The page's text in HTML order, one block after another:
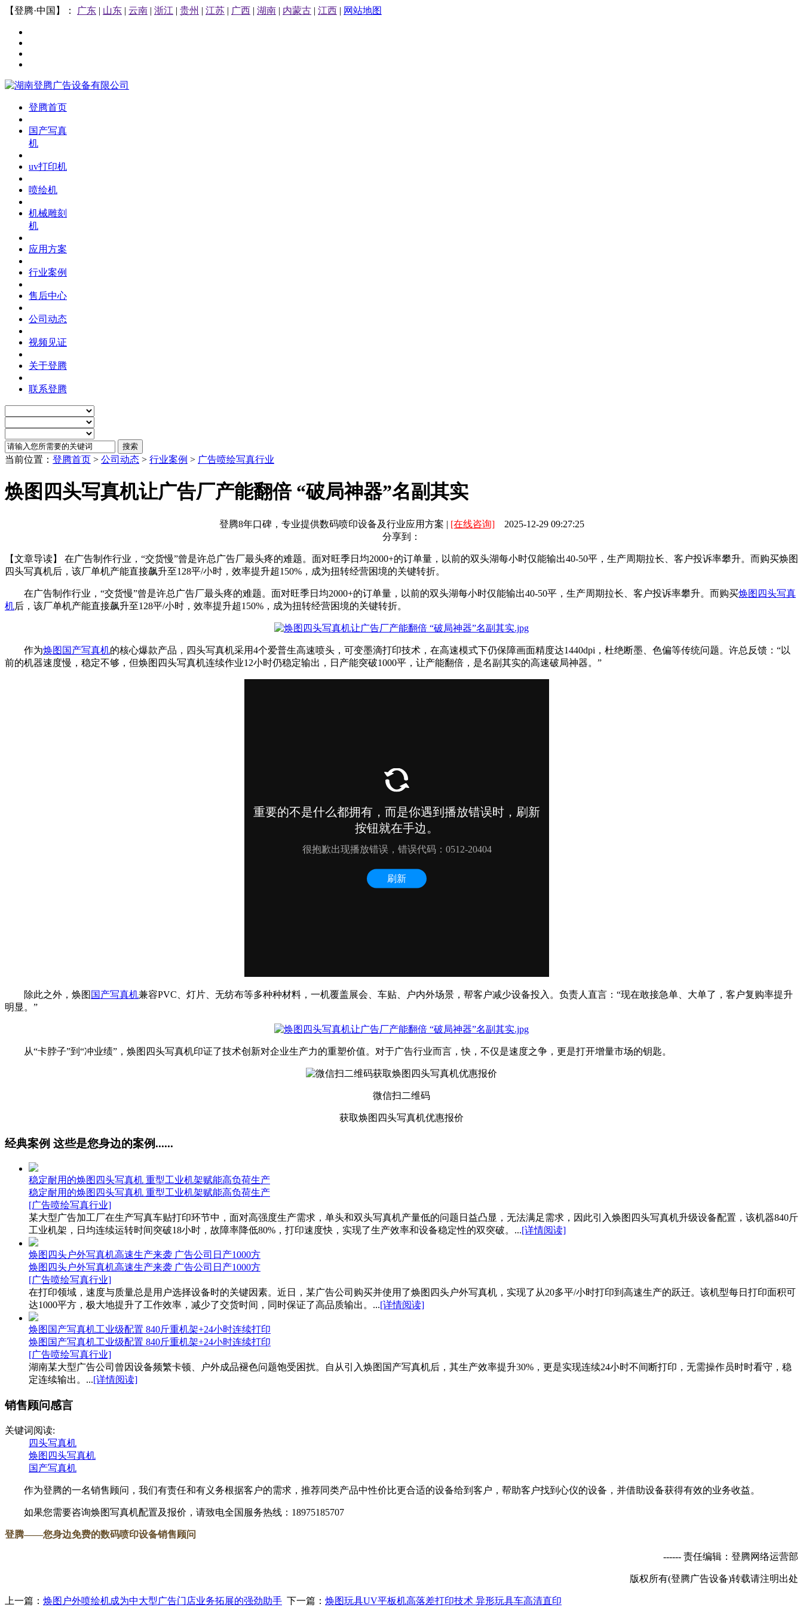
【登腾·中国】： 广东 | 山东 | 云南 | 浙江 | 贵州 | 江苏 | 广西 | 湖南 | 内蒙古 | 江西 | 网站地图
登腾首页
国产写真
机
uv打印机
喷绘机
机械雕刻
机
应用方案
行业案例
售后中心
公司动态
视频见证
关于登腾
联系登腾
当前位置： 登腾首页 > 公司动态 > 行业案例 > 广告喷绘写真行业
焕图四头写真机让广告厂产能翻倍 “破局神器”名副其实
登腾8年口碑，专业提供数码喷印设备及行业应用方案 | [在线咨询]2025-12-29 09:27:25
分享到：
【文章导读】 在广告制作行业，“交货慢”曾是许总广告厂最头疼的难题。面对旺季日均2000+的订单量，以前的双头湖每小时仅能输出40-50平，生产周期拉长、客户投诉率攀升。而购买焕图
四头写真机后，该厂单机产能直接飙升至128平/小时，效率提升超150%，成为扭转经营困境的关键转折。
在广告制作行业，“交货慢”曾是许总广告厂最头疼的难题。面对旺季日均2000+的订单量，以前的双头湖每小时仅能输出40-50平，生产周期拉长、客户投诉率攀升。而购买焕图四头写真
机后，该厂单机产能直接飙升至128平/小时，效率提升超150%，成为扭转经营困境的关键转折。
作为焕图国产写真机的核心爆款产品，四头写真机采用4个爱普生高速喷头，可变墨滴打印技术，在高速模式下仍保障画面精度达1440dpi，杜绝断墨、色偏等传统问题。许总反馈：“以
前的机器速度慢，稳定不够，但焕图四头写真机连续作业12小时仍稳定输出，日产能突破1000平，让产能翻倍，是名副其实的高速破局神器。”
除此之外，焕图 国产写真机兼容PVC、灯片、无纺布等多种种材料，一机覆盖展会、车贴、户内外场景，帮客户减少设备投入。负责人直言：“现在敢接急单、大单了，客户复购率提升
明显。”
从“卡脖子”到“冲业绩”，焕图四头写真机印证了技术创新对企业生产力的重塑价值。对于广告行业而言，快，不仅是速度之争，更是打开增量市场的钥匙。
微信扫二维码
获取焕图四头写真机优惠报价
经典案例 这些是您身边的案例......
稳定耐用的焕图四头写真机 重型工业机架赋能高负荷生产
稳定耐用的焕图四头写真机 重型工业机架赋能高负荷生产
[广告喷绘写真行业]
某大型广告加工厂在生产写真车贴打印环节中，面对高强度生产需求，单头和双头写真机产量低的问题日益凸显，无法满足需求，因此引入焕图四头写真机升级设备配置，该机器840斤
工业机架，日均连续运转时间突破18小时，故障率降低80%，打印速度快，实现了生产效率和设备稳定性的双突破。...[详情阅读]
焕图四头户外写真机高速生产来袭 广告公司日产1000方
焕图四头户外写真机高速生产来袭 广告公司日产1000方
[广告喷绘写真行业]
在打印领域，速度与质量总是用户选择设备时的关键因素。近日，某广告公司购买并使用了焕图四头户外写真机，实现了从20多平/小时打印到高速生产的跃迁。该机型每日打印面积可
达1000平方，极大地提升了工作效率，减少了交货时间，同时保证了高品质输出。...[详情阅读]
焕图国产写真机工业级配置 840斤重机架+24小时连续打印
焕图国产写真机工业级配置 840斤重机架+24小时连续打印
[广告喷绘写真行业]
湖南某大型广告公司曾因设备频繁卡顿、户外成品褪色问题饱受困扰。自从引入焕图国产写真机后，其生产效率提升30%，更是实现连续24小时不间断打印，无需操作员时时看守，稳
定连续输出。...[详情阅读]
销售顾问感言
关键词阅读:
四头写真机
焕图四头写真机
国产写真机
作为登腾的一名销售顾问，我们有责任和有义务根据客户的需求，推荐同类产品中性价比更合适的设备给到客户，帮助客户找到心仪的设备，并借助设备获得有效的业务收益。
如果您需要咨询焕图写真机配置及报价，请致电全国服务热线：18975185707
登腾——您身边免费的数码喷印设备销售顾问
------ 责任编辑：登腾网络运营部
版权所有(登腾广告设备)转载请注明出处
上一篇： 焕图户外喷绘机成为中大型广告门店业务拓展的强劲助手 下一篇： 焕图玩具UV平板机高落差打印技术 异形玩具车高清直印